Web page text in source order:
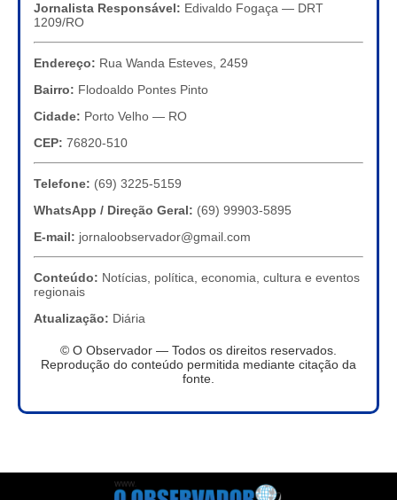
Jornalista Responsável: Edivaldo Fogaça — DRT
1209/RO
Endereço: Rua Wanda Esteves, 2459
Bairro: Flodoaldo Pontes Pinto
Cidade: Porto Velho — RO
CEP: 76820-510
Telefone: (69) 3225-5159
WhatsApp / Direção Geral: (69) 99903-5895
E-mail: jornaloobservador@gmail.com
Conteúdo: Notícias, política, economia, cultura e eventos
regionais
Atualização: Diária
© O Observador — Todos os direitos reservados.
Reprodução do conteúdo permitida mediante citação da
fonte.